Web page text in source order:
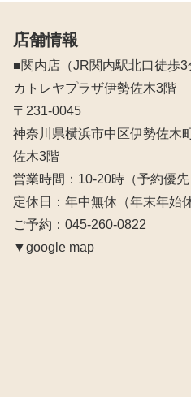
店舗情報
■関内店（JR関内駅北口徒歩3
カトレヤプラザ伊勢佐木3階
〒231-0045
神奈川県横浜市中区伊勢佐木
佐木3階
営業時間：10‐20時（予約優先
定休日：年中無休（年末年始
ご予約：045-260-0822
▼google map